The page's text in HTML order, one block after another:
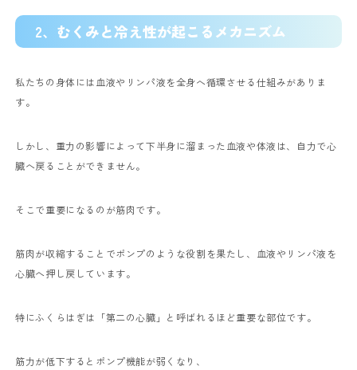
2、 むくみと冷え性が起こるメカニズム
私たちの身体には血液やリンパ液を全身へ循環させる仕組みがありま
す。
しかし、重力の影響によって下半身に溜まった血液や体液は、自力で心
臓へ戻ることができません。
そこで重要になるのが筋肉です。
筋肉が収縮することでポンプのような役割を果たし、血液やリンパ液を
心臓へ押し戻しています。
特にふくらはぎは「第二の心臓」と呼ばれるほど重要な部位です。
筋力が低下するとポンプ機能が弱くなり、